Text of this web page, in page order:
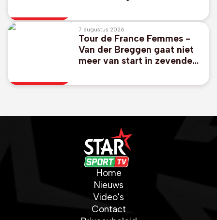
kreeg"
7 augustus 2026
Tour de France Femmes -
Van der Breggen gaat niet
meer van start in zevende
Home
Nieuws
Video's
Contact